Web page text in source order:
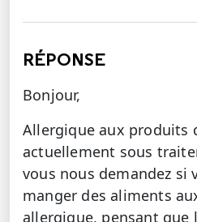
RÉPONSE
Bonjour,
Allergique aux produits
actuellement sous
vous nous demandez si
manger des aliments
allergique, pensant que